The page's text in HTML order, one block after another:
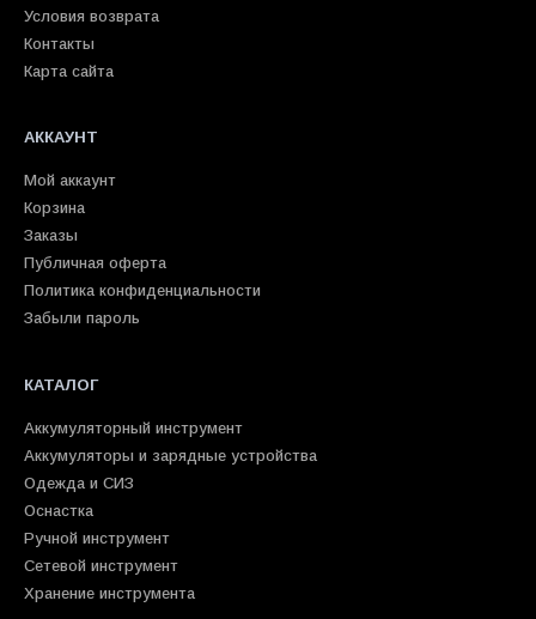
Условия возврата
Контакты
Карта сайта
АККАУНТ
Мой аккаунт
Корзина
Заказы
Публичная оферта
Политика конфиденциальности
Забыли пароль
КАТАЛОГ
Аккумуляторный инструмент
Аккумуляторы и зарядные устройства
Одежда и СИЗ
Оснастка
Ручной инструмент
Сетевой инструмент
Хранение инструмента